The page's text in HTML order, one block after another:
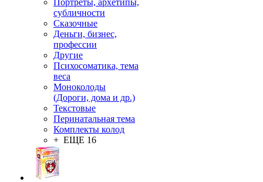
Портреты, архетипы,
субличности
Сказочные
Деньги, бизнес,
профессии
Другие
Психосоматика, тема
веса
Моноколоды
(Дороги, дома и др.)
Текстовые
Перинатальная тема
Комплекты колод
+ ЕЩЕ 16